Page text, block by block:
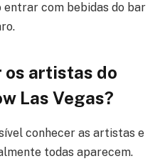
entrar com bebidas do bar
os artistas do
Las Vegas?
conhecer as artistas e
todas aparecem.